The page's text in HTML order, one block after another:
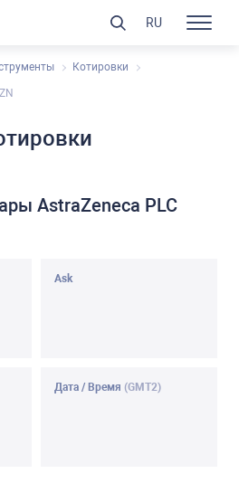
Котировки
AstraZeneca PLC
Ask
Дата / Время (GMT2)
RU